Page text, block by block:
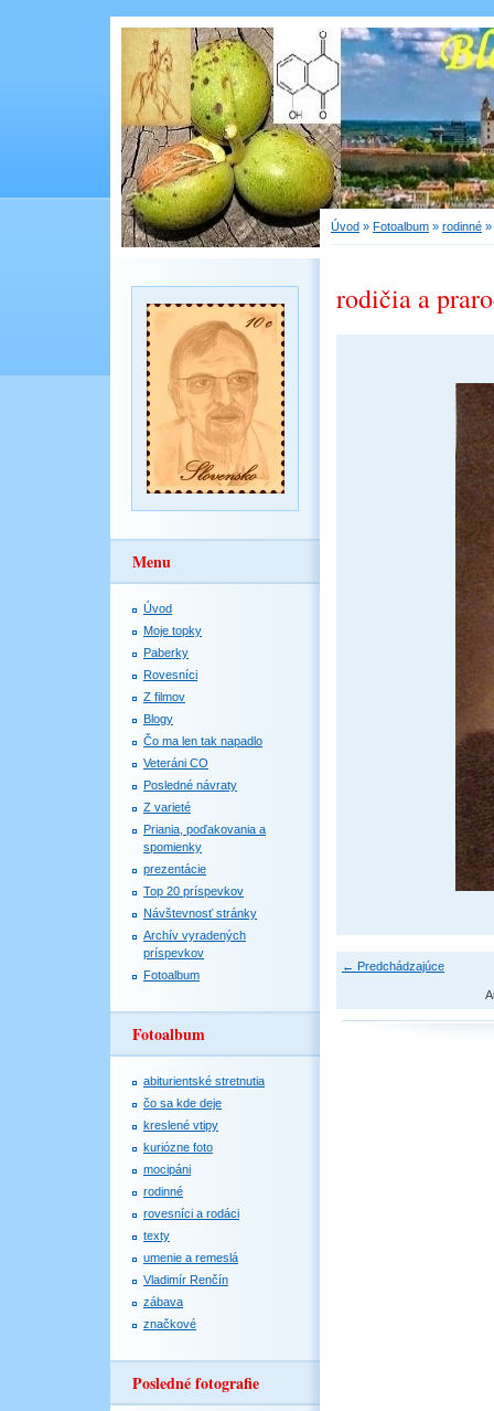
Menu
Úvod
Moje topky
Paberky
Rovesníci
Z filmov
Blogy
Čo ma len tak napadlo
Veteráni CO
Posledné návraty
Z varieté
Priania, poďakovania a
spomienky
prezentácie
Top 20 príspevkov
Návštevnosť stránky
Archív vyradených
príspevkov
Fotoalbum
Fotoalbum
abiturientské stretnutia
čo sa kde deje
kreslené vtipy
kuriózne foto
mocipáni
rodinné
rovesníci a rodáci
texty
umenie a remeslá
Vladimír Renčín
zábava
značkové
Posledné fotografie
Úvod » Fotoalbum » rodinné »
rodičia a
← Predchádzajúce